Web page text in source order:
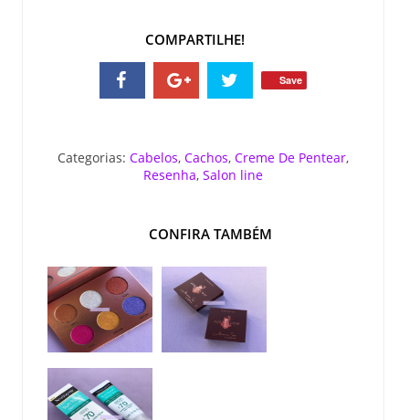
COMPARTILHE!
Save
Categorias: Cabelos, Cachos, Creme De Pentear,
Resenha, Salon line
CONFIRA TAMBÉM